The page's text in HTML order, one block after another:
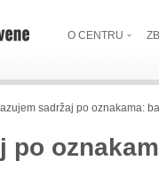
O CENTRU
sadržaj po oznakama:
po